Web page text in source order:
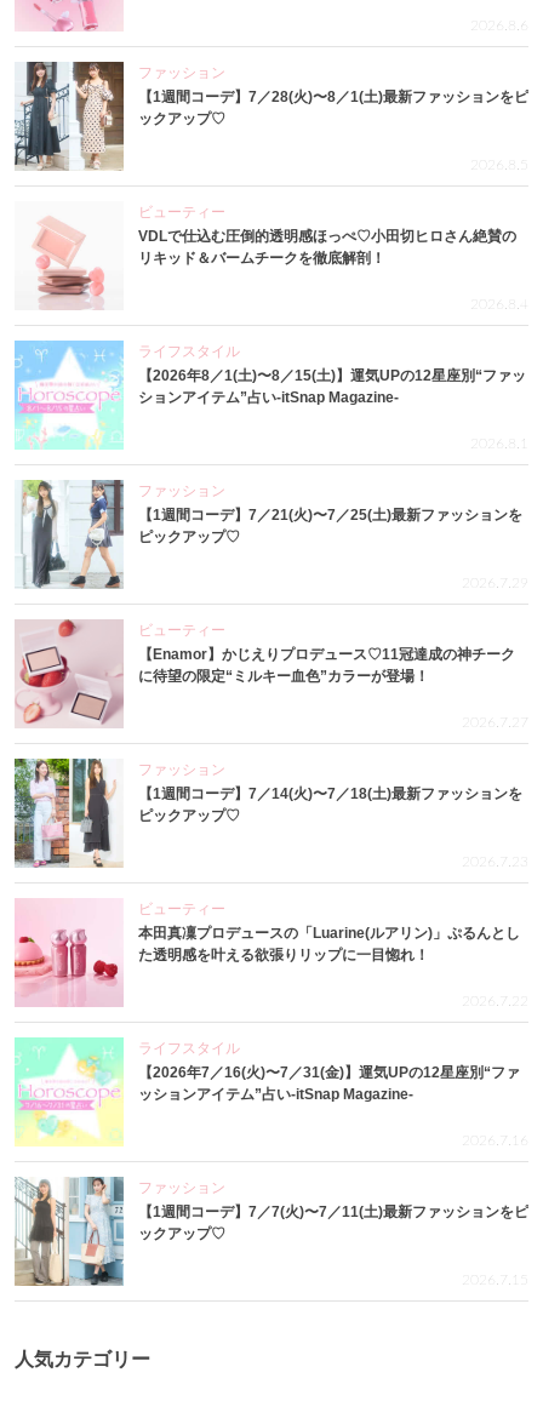
2026.8.6
ファッション
【1週間コーデ】7／28(火)〜8／1(土)最新ファッションをピ
ックアップ♡
2026.8.5
ビューティー
VDLで仕込む圧倒的透明感ほっぺ♡小田切ヒロさん絶賛の
リキッド＆バームチークを徹底解剖！
2026.8.4
ライフスタイル
【2026年8／1(土)〜8／15(土)】運気UPの12星座別“ファッ
ションアイテム”占い-itSnap Magazine-
2026.8.1
ファッション
【1週間コーデ】7／21(火)〜7／25(土)最新ファッションを
ピックアップ♡
2026.7.29
ビューティー
【Enamor】かじえりプロデュース♡11冠達成の神チーク
に待望の限定“ミルキー血色”カラーが登場！
2026.7.27
ファッション
【1週間コーデ】7／14(火)〜7／18(土)最新ファッションを
ピックアップ♡
2026.7.23
ビューティー
本田真凜プロデュースの「Luarine(ルアリン)」ぷるんとし
た透明感を叶える欲張りリップに一目惚れ！
2026.7.22
ライフスタイル
【2026年7／16(火)〜7／31(金)】運気UPの12星座別“ファ
ッションアイテム”占い-itSnap Magazine-
2026.7.16
ファッション
【1週間コーデ】7／7(火)〜7／11(土)最新ファッションをピ
ックアップ♡
2026.7.15
人気カテゴリー